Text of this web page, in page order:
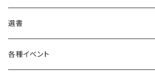
その他
ウェア
選書
各種イベント